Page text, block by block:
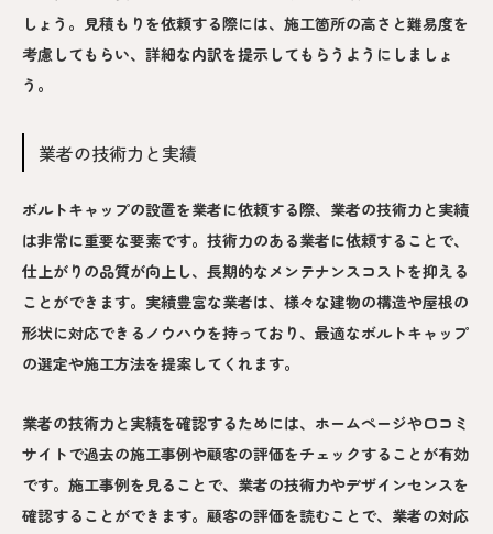
しょう。見積もりを依頼する際には、施工箇所の高さと難易度を
考慮してもらい、詳細な内訳を提示してもらうようにしましょ
う。
業者の技術力と実績
ボルトキャップの設置を業者に依頼する際、業者の技術力と実績
は非常に重要な要素です。技術力のある業者に依頼することで、
仕上がりの品質が向上し、長期的なメンテナンスコストを抑える
ことができます。実績豊富な業者は、様々な建物の構造や屋根の
形状に対応できるノウハウを持っており、最適なボルトキャップ
の選定や施工方法を提案してくれます。
業者の技術力と実績を確認するためには、ホームページや口コミ
サイトで過去の施工事例や顧客の評価をチェックすることが有効
です。施工事例を見ることで、業者の技術力やデザインセンスを
確認することができます。顧客の評価を読むことで、業者の対応